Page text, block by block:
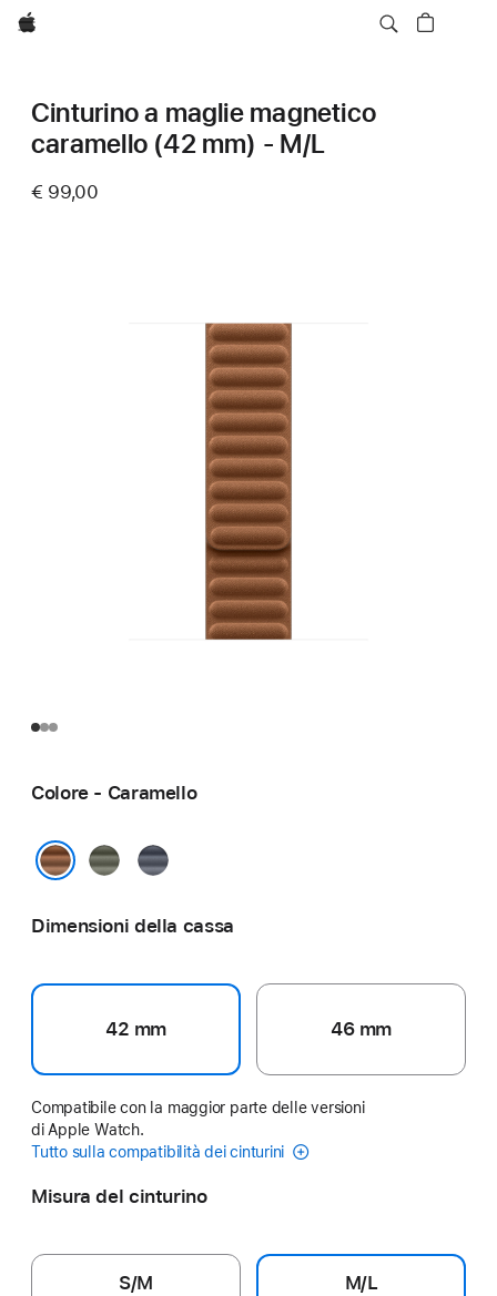
Apple
Cinturino a maglie magnetico
caramello (42 mm) - M/L
€ 99,00
Colore - Caramello
GrigioBlu
Dimensioni della cassa
42 mm 46 mm
Compatibile con la maggior parte delle versioni
di Apple Watch.
Tutto sulla compatibilità dei cinturini
Misura del cinturino
S/M M/L